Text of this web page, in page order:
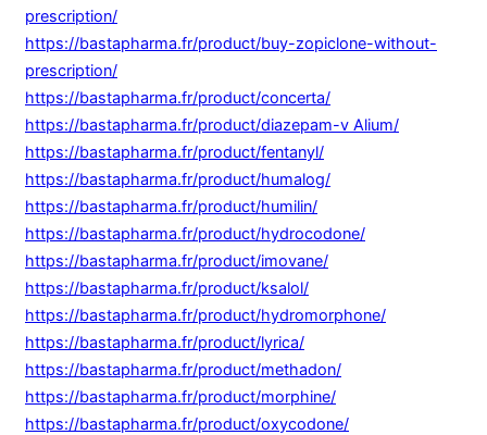
prescription/
https://bastapharma.fr/product/buy-zopiclone-without-
prescription/
https://bastapharma.fr/product/concerta/
https://bastapharma.fr/product/diazepam-v Alium/
https://bastapharma.fr/product/fentanyl/
https://bastapharma.fr/product/humalog/
https://bastapharma.fr/product/humilin/
https://bastapharma.fr/product/hydrocodone/
https://bastapharma.fr/product/imovane/
https://bastapharma.fr/product/ksalol/
https://bastapharma.fr/product/hydromorphone/
https://bastapharma.fr/product/lyrica/
https://bastapharma.fr/product/methadon/
https://bastapharma.fr/product/morphine/
https://bastapharma.fr/product/oxycodone/